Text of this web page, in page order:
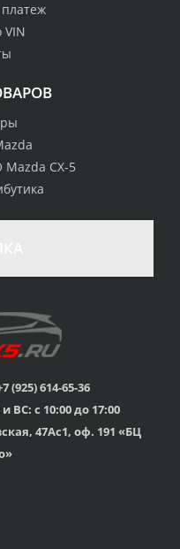
VIN
CX-5
(925) 614-65-36
ВС: с 10:00 до 17:00
47Ас1, оф. 191 «БЦ